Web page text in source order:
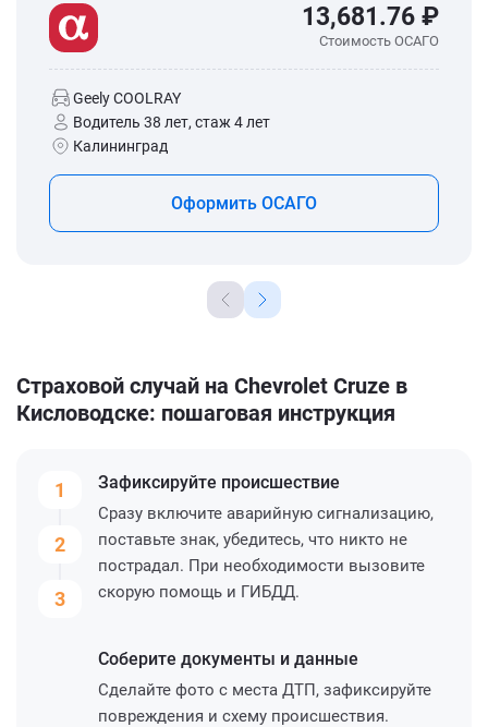
13,681.76 ₽
Стоимость ОСАГО
Geely COOLRAY
Водитель 38 лет, стаж 4 лет
Калининград
Оформить ОСАГО
Страховой случай на Chevrolet Cruze в
Кисловодске: пошаговая инструкция
1
2
3
Зафиксируйте происшествие
Сразу включите аварийную сигнализацию,
поставьте знак, убедитесь, что никто не
пострадал. При необходимости вызовите
скорую помощь и ГИБДД.
Соберите документы и данные
Сделайте фото с места ДТП, зафиксируйте
повреждения и схему происшествия.